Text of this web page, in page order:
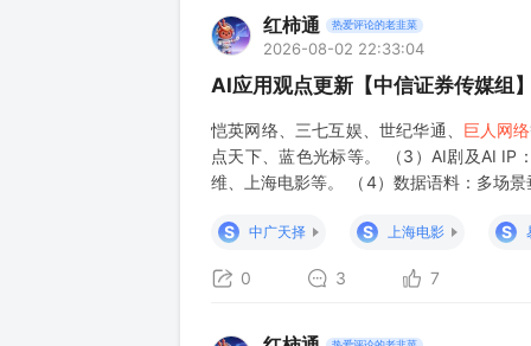
红柿通 热爱评论的老韭菜
2026-08-02 22:33:04
AI应用观点更新【中信证券传媒组
恺英网络、三七互娱、世纪华通、 巨人网络
点天下、蓝色光标等。 （3）AI剧及AI IP
维、上海电影等。 （4）数据语料：多场
S
中广天择 S 上海电影 S
0 3 7